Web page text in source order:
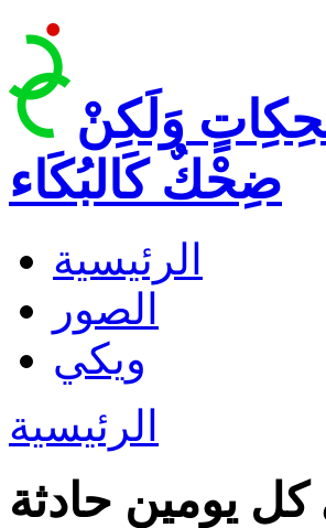
وَلَكِنْ
ضِحْكٌ كَالبُكَاء
الرئيسية
الصور
ويكي
الرئيسية
كل يومين حادثة